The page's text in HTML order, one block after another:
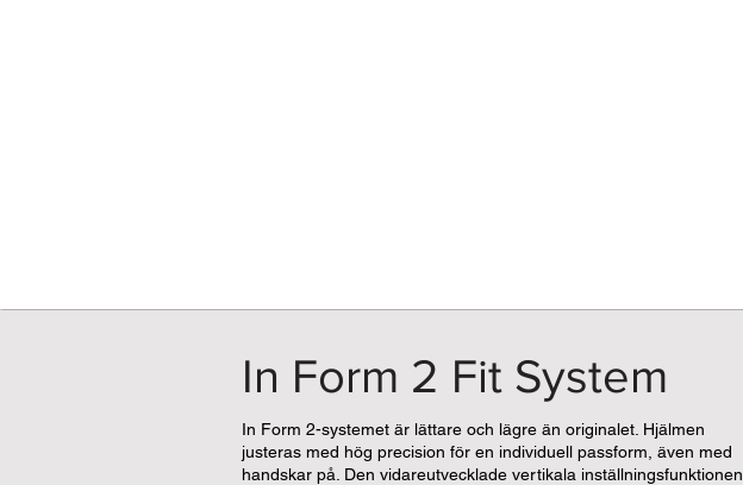
In Form 2 Fit System
In Form 2-systemet är lättare och lägre än originalet. Hjälmen
justeras med hög precision för en individuell passform, även med
handskar på. Den vidareutvecklade vertikala inställningsfunktionen